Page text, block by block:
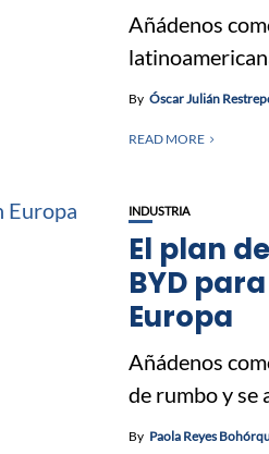
Añádenos
By Óscar Julián
READ MORE
INDUSTRIA
El plan
BYD
Europa
Añádenos
de rumbo y se
By Paola Reyes